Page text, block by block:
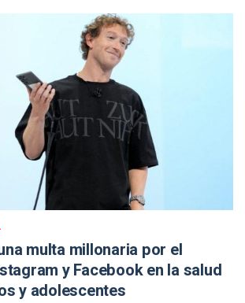
multa millonaria por el
y Facebook en la salud
y adolescentes